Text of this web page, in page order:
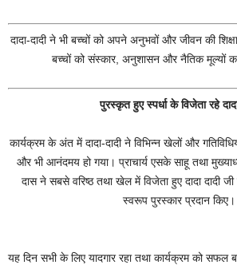
दादा-दादी ने भी बच्चों को अपने अनुभवों और जीवन की
बच्चों को संस्कार, अनुशासन और नैतिक मूल्यों
पुरस्कृत हुए स्पर्धा के विजेता रहे
कार्यक्रम के अंत में दादा-दादी ने विभिन्न खेलों और
और भी आनंदमय हो गया। प्राचार्य एसके साहू तथा
दास ने सबसे वरिष्ठ तथा खेल में विजेता हुए दादा दादी
स्वरूप पुरस्कार प्रदान किए।
यह दिन सभी के लिए यादगार रहा तथा कार्यक्रम को सफल